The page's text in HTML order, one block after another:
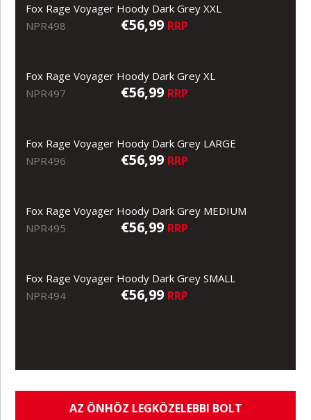
Fox Rage Voyager Hoody Dark Grey XXL
NPR498
€56,99 RRP
Fox Rage Voyager Hoody Dark Grey XL
NPR497
€56,99 RRP
Fox Rage Voyager Hoody Dark Grey LARGE
NPR496
€56,99 RRP
Fox Rage Voyager Hoody Dark Grey MEDIUM
NPR495
€56,99 RRP
Fox Rage Voyager Hoody Dark Grey SMALL
NPR494
€56,99 RRP
AZ ÖNHÖZ LEGKÖZELEBBI BOLT